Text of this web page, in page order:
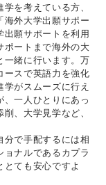
を考えている方、
海外大学出願サポー
出願サポートを利用
ポートまで海外の大
一緒に行います。万
ースで英語力を強化
がスムーズに行え
、一人ひとりにあっ
、大学見学など、
分で手配するには相
ョナルであるカプラ
ても安心ですよ